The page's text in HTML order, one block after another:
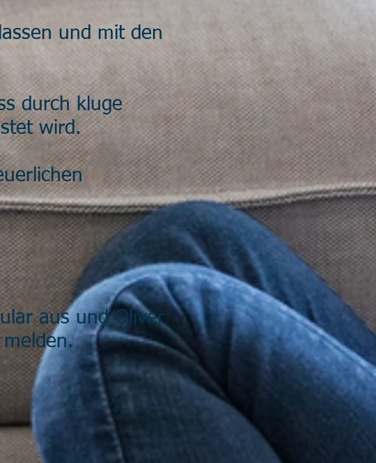
und mit den
durch kluge
wird.
aus und Oliver